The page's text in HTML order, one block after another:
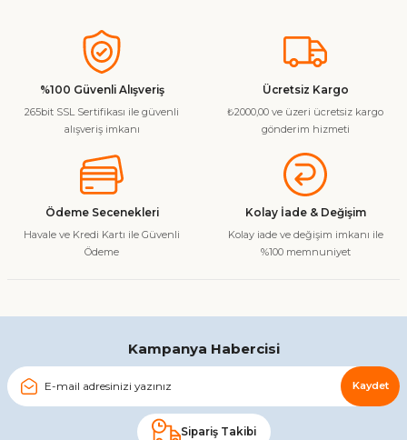
%100 Güvenli Alışveriş
265bit SSL Sertifikası ile güvenli
alışveriş imkanı
Ücretsiz Kargo
₺2000,00 ve üzeri ücretsiz kargo
gönderim hizmeti
Ödeme Secenekleri
Havale ve Kredi Kartı ile Güvenli
Ödeme
Kolay İade & Değişim
Kolay iade ve değişim imkanı ile
%100 memnuniyet
Kampanya Habercisi
Kaydet
Sipariş Takibi